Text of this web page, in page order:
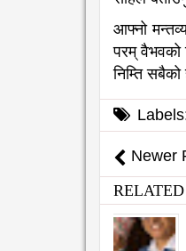
आफ्नो
परम् वैभवको
निम्ति
Newer